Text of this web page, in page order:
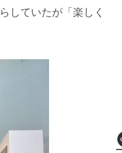
していたが「楽しく